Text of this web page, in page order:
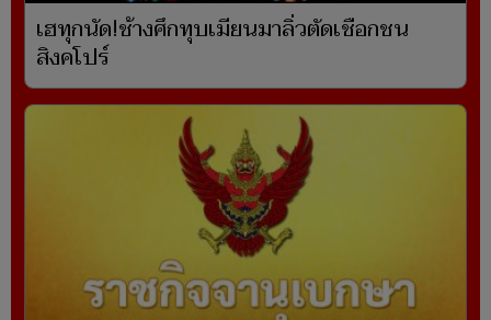
เฮทุกนัด!ช้างศึกทุบเมียนมาลิ่วตัดเชือกชน
สิงคโปร์